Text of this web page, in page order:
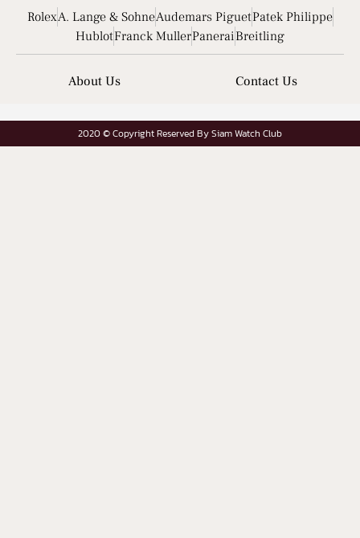
RolexA. Lange & SohneAudemars PiguetPatek Philippe
HublotFranck MullerPaneraiBreitling
About Us Contact Us
2020 © Copyright Reserved By Siam Watch Club